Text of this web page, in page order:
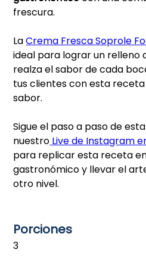
frescura.
LaCrema Fresca Soprole
ideal para lograr un relleno
realza el sabor de cada
tus clientes con esta
sabor.
Sigue el paso a paso de
nuestro Live de Instagram
para replicar esta receta
gastronómico y llevar el
otro nivel.
Porciones
3